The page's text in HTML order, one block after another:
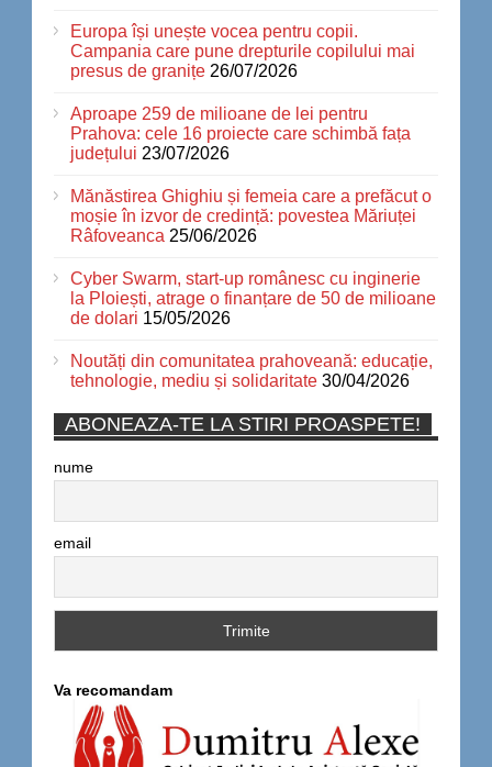
Europa își unește vocea pentru copii.
Campania care pune drepturile copilului mai
presus de granițe 26/07/2026
Aproape 259 de milioane de lei pentru
Prahova: cele 16 proiecte care schimbă fața
județului 23/07/2026
Mănăstirea Ghighiu și femeia care a prefăcut o
moșie în izvor de credință: povestea Măriuței
Râfoveanca 25/06/2026
Cyber Swarm, start-up românesc cu inginerie
la Ploiești, atrage o finanțare de 50 de milioane
de dolari 15/05/2026
Noutăți din comunitatea prahoveană: educație,
tehnologie, mediu și solidaritate 30/04/2026
ABONEAZA-TE LA STIRI PROASPETE!
nume
email
Va recomandam